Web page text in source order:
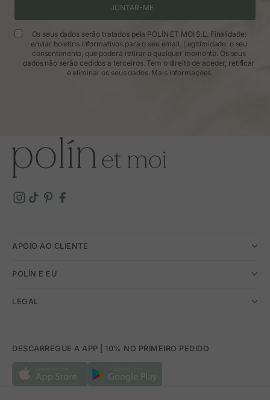
JUNTAR-ME
Os seus dados serão tratados pela POLÍN ET MOI S.L. Finalidade:
enviar boletins informativos para o seu email. Legitimidade: o seu
consentimento, que poderá retirar a qualquer momento. Os seus
dados não serão cedidos a terceiros. Tem o direito de aceder, retificar
e eliminar os seus dados. Mais informações
APOIO AO CLIENTE
POLÍN E EU
LEGAL
DESCARREGUE A APP | 10% NO PRIMEIRO PEDIDO